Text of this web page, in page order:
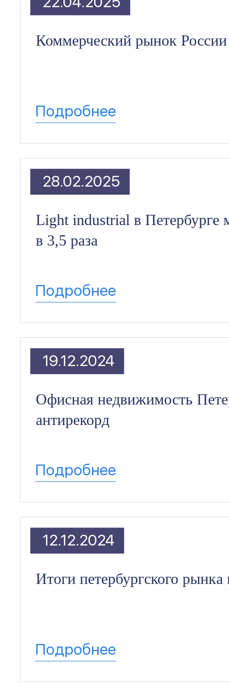
Коммерческий рынок
Подробнее
Light industrial в Петербурге
в 3,5 раза
Подробнее
28.02.2025
Офисная недвижимость
антирекорд
Подробнее
19.12.2024
Итоги петербургского
Подробнее
12.12.2024